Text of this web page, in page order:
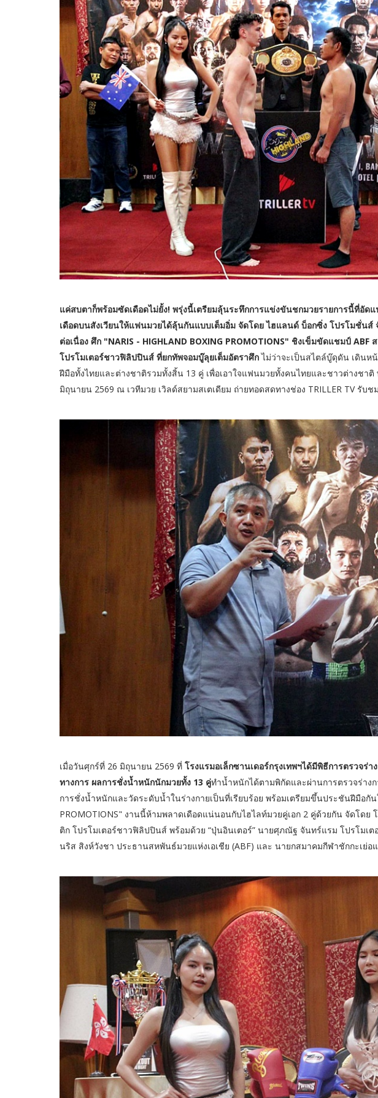
แค่สบตาก็พร้อมซัดเดือดไม่ยั้ง! พรุ่งนี้เตรียมลุ้นระทึกการแข่งขันชกมวยรายการนี้ที่อัด
เดือดบนสังเวียนให้แฟนมวยได้ลุ้นกันแบบเต็มอิ่ม จัดโดย ไฮแลนด์ บ็อกซิ่ง โปรโมชั่น
ต่อเนื่อง ศึก "NARIS - HIGHLAND BOXING PROMOTIONS" ชิงเข็มขัดแชมป์
โปรโมเตอร์ชาวฟิลิปปินส์ ที่ยกทัพจอมบู๊ลุยเต็มอัตราศึกไม่ว่าจะเป็นสไตล์บู๊ดุดัน เดินห
ฝีมือทั้งไทยและต่างชาติรวมทั้งสิ้น 13 คู่ เพื่อเอาใจแฟนมวยทั้งคนไทยและชาวต่างชา
มิถุนายน 2569 ณ เวทีมวย เวิลด์สยามสเตเดียม ถ่ายทอดสดทางช่อง TRILLER TV รับ
เมื่อวันศุกร์ที่ 26 มิถุนายน 2569 ที่ โรงแรมอเล็กซานเดอร์กรุงเทพฯได้มีพิธีการตรวจร่
ทางการ ผลการชั่งน้ำหนักนักมวยทั้ง 13 คู่ทำน้ำหนักได้ตามพิกัดและผ่านการตรวจร่า
การชั่งน้ำหนักและวัดระดับน้ำในร่างกายเป็นที่เรียบร้อย พร้อมเตรียมขึ้นประชันฝีมือกัน
PROMOTIONS" งานนี้ห้ามพลาดเดือดแน่นอนกับไฮไลท์มวยคู่เอก 2 คู่ด้วยกัน จัดโดย
ติก โปรโมเตอร์ชาวฟิลิปปินส์ พร้อมด้วย “ปุ่นอินเตอร์” นายศุภณัฐ จันทร์แรม โปรโมเต
นริส สิงห์วังชา ประธานสหพันธ์มวยแห่งเอเชีย (ABF) และ นายกสมาคมกีฬาชักกะเย่อ